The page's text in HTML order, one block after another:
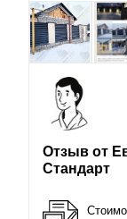
Отзыв от
Стандарт